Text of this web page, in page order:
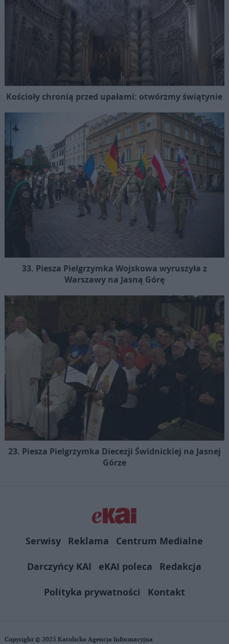
Kościoły chronią przed upałami: otwórzmy świątynie
33. Piesza Pielgrzymka Wojskowa wyruszyła z
Warszawy na Jasną Górę
23. Piesza Pielgrzymka Diecezji Świdnickiej na Jasnej
Górze
Serwisy Reklama
Centrum Medialne
Darczyńcy KAI
eKAI poleca
Redakcja
Polityka prywatności
Kontakt
Copyright © 2025 Katolicka Agencja Informacyjna